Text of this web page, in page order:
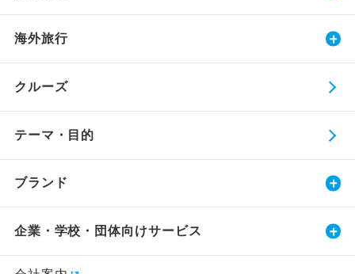
海外旅行
クルーズ
テーマ・目的
ブランド
企業・学校・団体向けサービス